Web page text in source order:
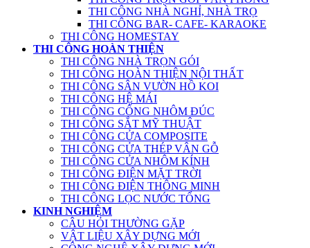
THI CÔNG NHÀ NGHỈ, NHÀ TRỌ
THI CÔNG BAR- CAFE- KARAOKE
THI CÔNG HOMESTAY
THI CÔNG HOÀN THIỆN
THI CÔNG NHÀ TRỌN GÓI
THI CÔNG HOÀN THIỆN NỘI THẤT
THI CÔNG SÂN VƯỜN HỒ KOI
THI CÔNG HỆ MÁI
THI CÔNG CỔNG NHÔM ĐÚC
THI CÔNG SẮT MỸ THUẬT
THI CÔNG CỬA COMPOSITE
THI CÔNG CỬA THÉP VÂN GỖ
THI CÔNG CỬA NHÔM KÍNH
THI CÔNG ĐIỆN MẶT TRỜI
THI CÔNG ĐIỆN THÔNG MINH
THI CÔNG LỌC NƯỚC TỔNG
KINH NGHIỆM
CÂU HỎI THƯỜNG GẶP
VẬT LIỆU XÂY DỰNG MỚI